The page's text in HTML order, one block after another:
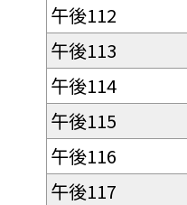
午後112
午後113
午後114
午後115
午後116
午後117